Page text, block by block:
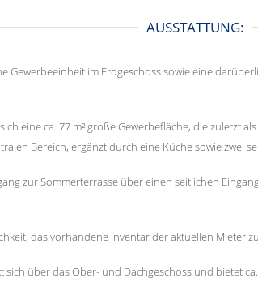
AUSSTATTUNG:
Gewerbeeinheit im Erdgeschoss sowie eine
eine ca. 77 m² große Gewerbefläche, die zuletzt
Bereich, ergänzt durch eine Küche sowie zwei
zur Sommerterrasse über einen seitlichen
das vorhandene Inventar der aktuellen Mieter
sich über das Ober- und Dachgeschoss und bietet